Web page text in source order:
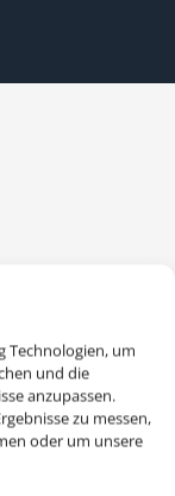
Technologien, um
und die
anzupassen.
zu messen,
oder um unsere